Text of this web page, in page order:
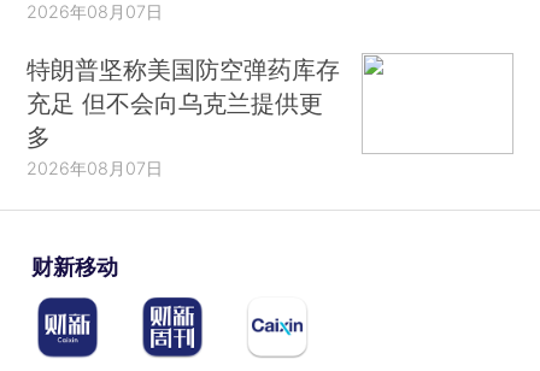
2026年08月07日
特朗普坚称美国防空弹药库存
充足 但不会向乌克兰提供更
多
2026年08月07日
财新移动